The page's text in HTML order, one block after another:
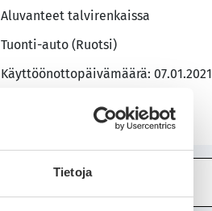
Tietoja
Aluvanteet talvirenkaissa
Tuonti-auto (Ruotsi)
Käyttöönottopäivämäärä: 07.01.2021